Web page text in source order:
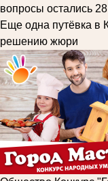
вопросы остались
Еще одна путёвка в
решению жюри